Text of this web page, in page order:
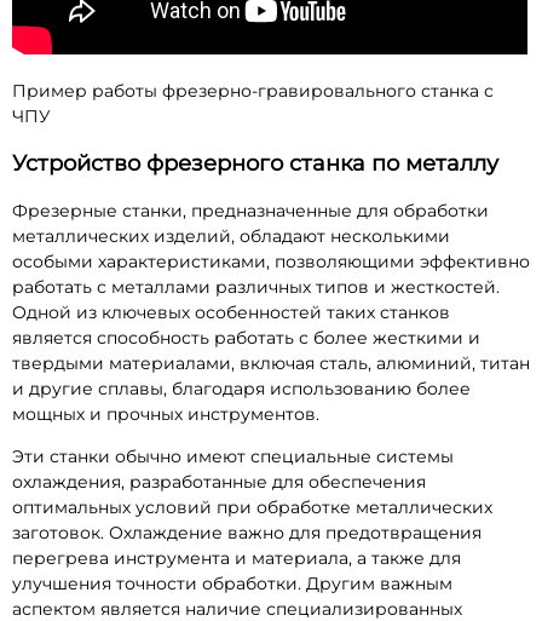
Пример работы фрезерно-гравировального станка с
ЧПУ
Устройство фрезерного станка по металлу
Фрезерные станки, предназначенные для обработки
металлических изделий, обладают несколькими
особыми характеристиками, позволяющими эффективно
работать с металлами различных типов и жесткостей.
Одной из ключевых особенностей таких станков
является способность работать с более жесткими и
твердыми материалами, включая сталь, алюминий, титан
и другие сплавы, благодаря использованию более
мощных и прочных инструментов.
Эти станки обычно имеют специальные системы
охлаждения, разработанные для обеспечения
оптимальных условий при обработке металлических
заготовок. Охлаждение важно для предотвращения
перегрева инструмента и материала, а также для
улучшения точности обработки. Другим важным
аспектом является наличие специализированных